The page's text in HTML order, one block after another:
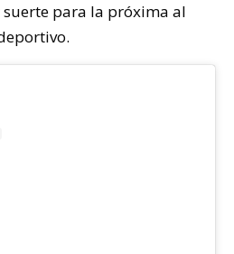
suerte para la próxima al